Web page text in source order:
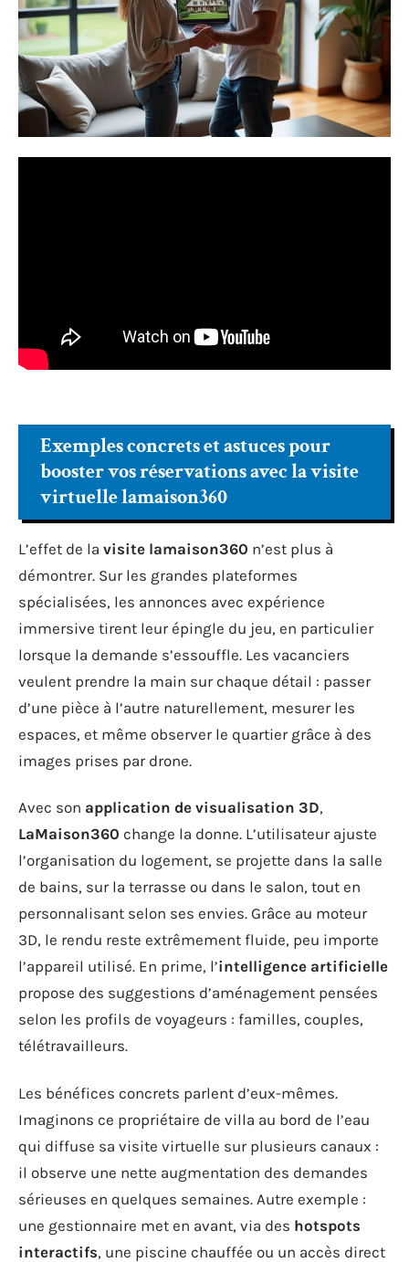
Exemples concrets et astuces pour
booster vos réservations avec la visite
virtuelle lamaison360
L’effet de la visite lamaison360 n’est plus à
démontrer. Sur les grandes plateformes
spécialisées, les annonces avec expérience
immersive tirent leur épingle du jeu, en particulier
lorsque la demande s’essouffle. Les vacanciers
veulent prendre la main sur chaque détail : passer
d’une pièce à l’autre naturellement, mesurer les
espaces, et même observer le quartier grâce à des
images prises par drone.
Avec son application de visualisation 3D,
LaMaison360 change la donne. L’utilisateur ajuste
l’organisation du logement, se projette dans la salle
de bains, sur la terrasse ou dans le salon, tout en
personnalisant selon ses envies. Grâce au moteur
3D, le rendu reste extrêmement fluide, peu importe
l’appareil utilisé. En prime, l’intelligence artificielle
propose des suggestions d’aménagement pensées
selon les profils de voyageurs : familles, couples,
télétravailleurs.
Les bénéfices concrets parlent d’eux-mêmes.
Imaginons ce propriétaire de villa au bord de l’eau
qui diffuse sa visite virtuelle sur plusieurs canaux :
il observe une nette augmentation des demandes
sérieuses en quelques semaines. Autre exemple :
une gestionnaire met en avant, via des hotspots
interactifs, une piscine chauffée ou un accès direct